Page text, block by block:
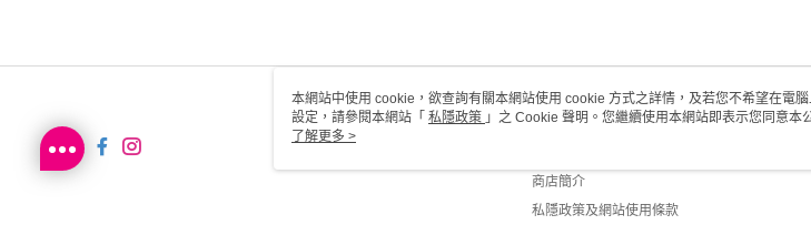
關於我們
商店簡介
私隱政策及網站使用條款
本網站中使用 cookie，欲查詢有關本網站使用 cookie 方式之詳情，及若您不希望在電
設定，請參閱本網站「 私隱政策 」之 Cookie 聲明。您繼續使用本網站即表示您同意
用 cookie。
了解更多 >